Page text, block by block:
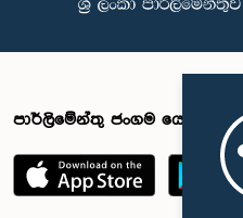
පාර්ලිමේන්තු ජංගම යෙදුම